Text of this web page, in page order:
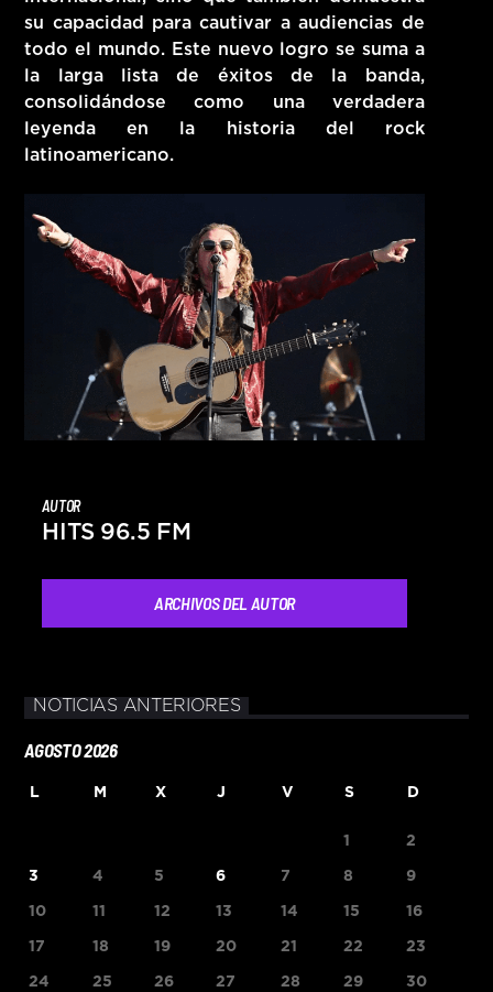
su capacidad para cautivar a audiencias de
todo el mundo. Este nuevo logro se suma a
la larga lista de éxitos de la banda,
consolidándose como una verdadera
leyenda en la historia del rock
latinoamericano.
AUTOR
HITS 96.5 FM
ARCHIVOS DEL AUTOR
NOTICIAS ANTERIORES
AGOSTO 2026
L M X J V S D
1 2
3 4 5 6 7 8 9
10 11 12 13 14 15 16
17 18 19 20 21 22 23
24 25 26 27 28 29 30